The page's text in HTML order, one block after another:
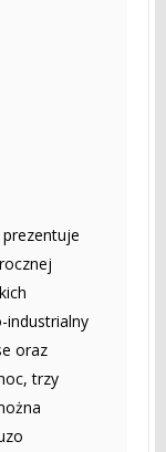
industrialny
oraz
trzy